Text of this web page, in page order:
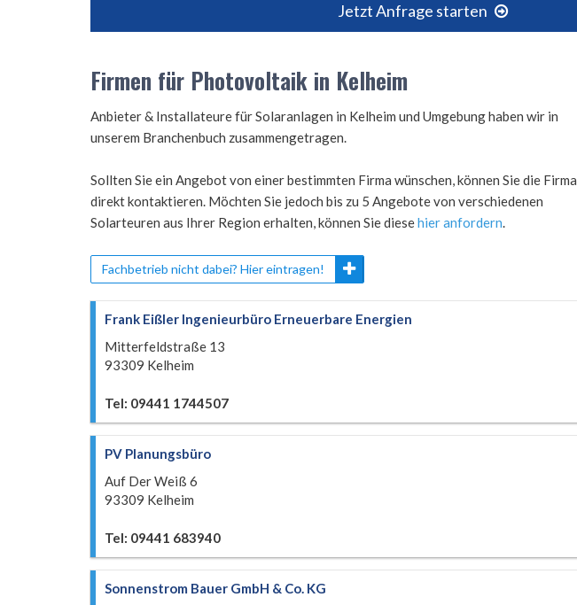
Jetzt Anfrage starten
Firmen für Photovoltaik in Kelheim
Anbieter & Installateure für Solaranlagen in Kelheim und Umgebung haben wir in
unserem Branchenbuch zusammengetragen.
Sollten Sie ein Angebot von einer bestimmten Firma wünschen, können Sie die Firma
direkt kontaktieren. Möchten Sie jedoch bis zu 5 Angebote von verschiedenen
Solarteuren aus Ihrer Region erhalten, können Sie diesehier anfordern.
Fachbetrieb nicht dabei? Hier eintragen!
Frank Eißler Ingenieurbüro Erneuerbare Energien
Mitterfeldstraße 13
93309 Kelheim
Tel: 09441 1744507
PV Planungsbüro
Auf Der Weiß 6
93309 Kelheim
Tel: 09441 683940
Sonnenstrom Bauer GmbH & Co. KG